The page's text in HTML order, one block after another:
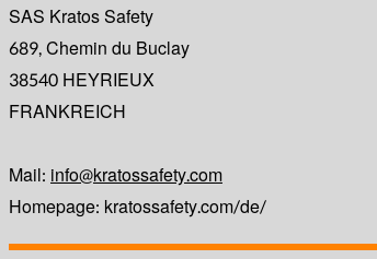
SAS Kratos Safety
689, Chemin du Buclay
38540 HEYRIEUX
FRANKREICH
Mail:info@kratossafety.com
Homepage: kratossafety.com/de/